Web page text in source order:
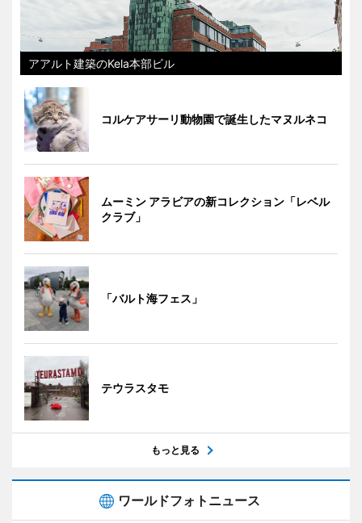
アアルト建築のKela本部ビル
コルケアサーリ動物園で誕生したマヌルネコ
ムーミン アラビアの新コレクション「レベル
クラブ」
「バルト海フェス」
テウラスタモ
もっと見る
ワールドフォトニュース